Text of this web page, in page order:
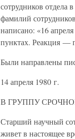
сотрудников отдела
фамилий
написано: «16
пунктах. Реакция —
Были направлены
14 апреля 1980 г.
В ГРУППУ
Старший научный
живет в настоящее